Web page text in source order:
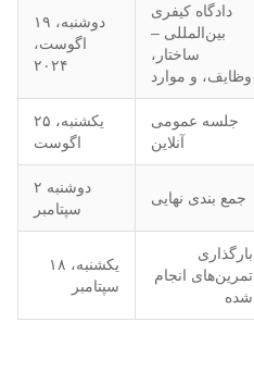
دوشنبه، ۱۹
اگوست،
۲۰۲۴
دادگاه کیفری
بین‌المللی –
ساختار،
وظایف، و موارد
یکشنبه، ۲۵
اگوست
جلسه عمومی
آنلاین
دوشنبه ۲
سپتامبر
جمع بندی نهایی
یکشنبه، ۱۸
سپتامبر
بارگذاری
تمرین‌های انجام
شده